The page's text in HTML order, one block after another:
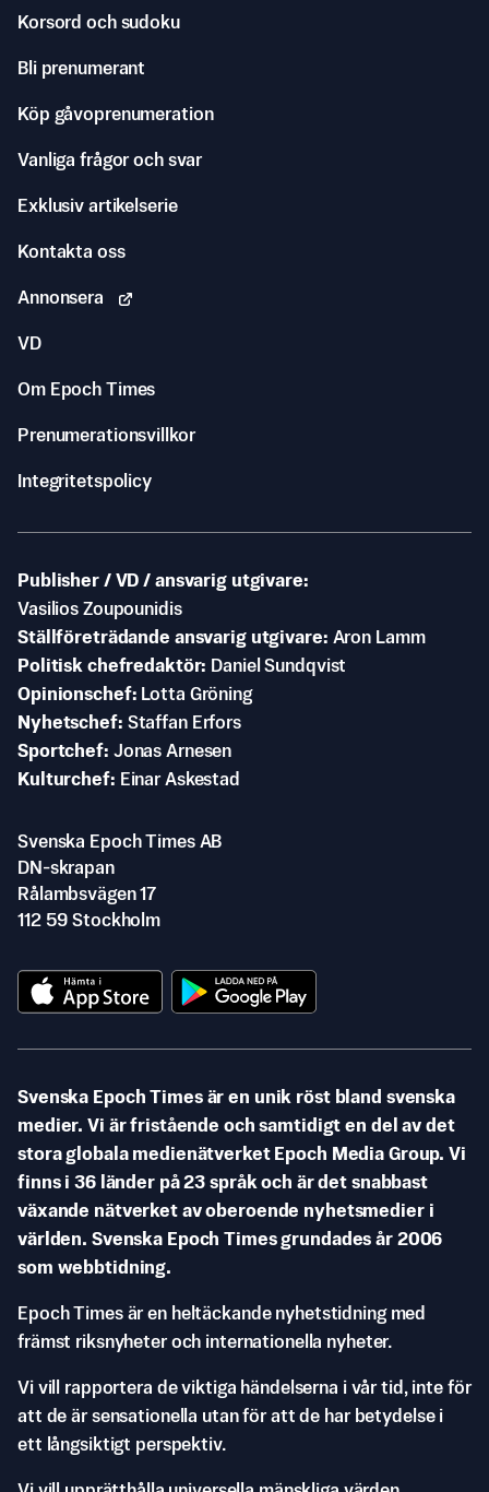
Korsord och sudoku
Bli prenumerant
Köp gåvoprenumeration
Vanliga frågor och svar
Exklusiv artikelserie
Kontakta oss
Annonsera
VD
Om Epoch Times
Prenumerationsvillkor
Integritetspolicy
Publisher / VD / ansvarig utgivare
Vasilios Zoupounidis
Ställföreträdande ansvarig utgivare Aron Lamm
Politisk chefredaktör
Daniel Sundqvist
Opinionschef
Lotta Gröning
Nyhetschef Staffan Erfors
Sportchef Jonas Arnesen
Kulturchef
Einar Askestad
Svenska Epoch Times AB
DN-skrapan
Rålambsvägen 17
112 59 Stockholm
Svenska Epoch Times är en unik röst bland svenska
medier. Vi är fristående och samtidigt en del av det
stora globala medienätverket Epoch Media Group. Vi
finns i 36 länder på 23 språk och är det snabbast
växande nätverket av oberoende nyhetsmedier i
världen. Svenska Epoch Times grundades år 2006
som webbtidning.
Epoch Times är en heltäckande nyhetstidning med
främst riksnyheter och internationella nyheter.
Vi vill rapportera de viktiga händelserna i vår tid, inte för
att de är sensationella utan för att de har betydelse i
ett långsiktigt perspektiv.